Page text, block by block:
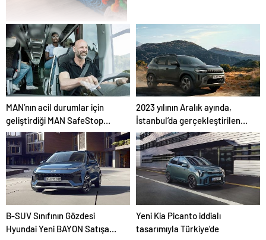
Çayyolu Halı Yıkama:
Kaliteli ve Güvenilir
Hizmetle Tanışın
MAN’nın acil durumlar için
geliştirdiği MAN SafeStop
Assist, otobüs kazalarını
önlemeye yardımcı oluyor
2023 yılının Aralık ayında,
İstanbul’da gerçekleştirilen
basın toplantısı ile ilk kez
duyurulan Yeni Renault
Duster, Türkiye yollarıyla
buluştu
B-SUV Sınıfının Gözdesi
Hyundai Yeni BAYON Satışa
Yeni Kia Picanto iddialı
tasarımıyla Türkiye’de